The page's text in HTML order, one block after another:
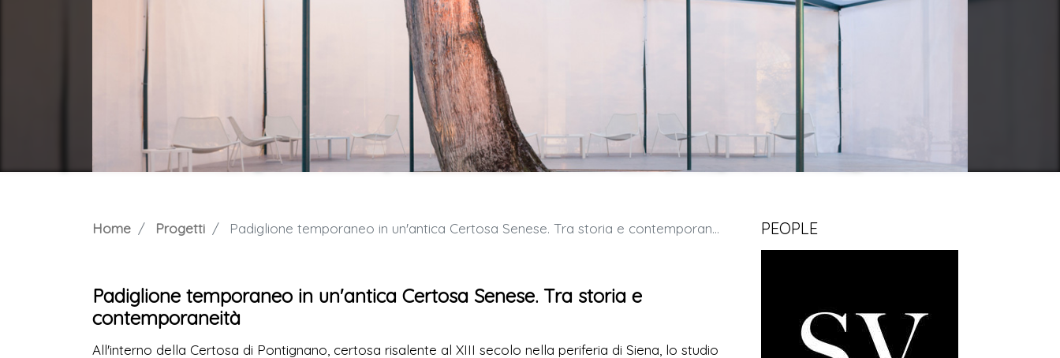
Home Progetti Padiglione temporaneo in un'antica Certosa Senese. Tra storia e contemporaneità
Padiglione temporaneo in un'antica Certosa Senese. Tra storia e
contemporaneità
All'interno della Certosa di Pontignano, certosa risalente al XIII secolo nella periferia di Siena, lo studio
PEOPLE